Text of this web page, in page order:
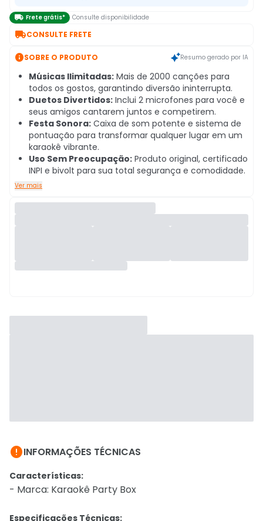
 Frete grátis* Consulte disponibilidade
CONSULTE FRETE
SOBRE O PRODUTO Resumo gerado por IA
Músicas Ilimitadas: Mais de 2000 canções para
todos os gostos, garantindo diversão ininterrupta.
Duetos Divertidos: Inclui 2 microfones para você e
seus amigos cantarem juntos e competirem.
Festa Sonora: Caixa de som potente e sistema de
pontuação para transformar qualquer lugar em um
karaokê vibrante.
Uso Sem Preocupação: Produto original, certificado
INPI e bivolt para sua total segurança e comodidade.
Ver mais
INFORMAÇÕES TÉCNICAS
Características:
- Marca: Karaokê Party Box
Especificações Técnicas: